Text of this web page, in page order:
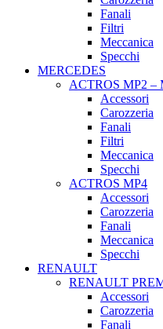
Fanali
Filtri
Meccanica
Specchi
MERCEDES
ACTROS MP2 –
Accessori
Carozzeria
Fanali
Filtri
Meccanica
Specchi
ACTROS MP4
Accessori
Carozzeria
Fanali
Meccanica
Specchi
RENAULT
RENAULT
Accessori
Carozzeria
Fanali